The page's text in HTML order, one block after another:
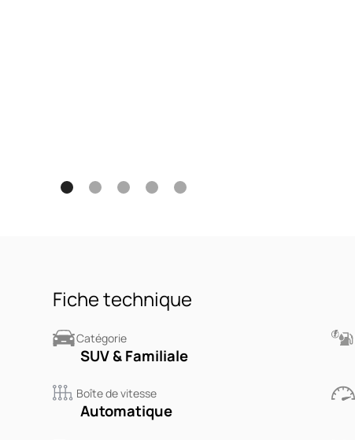
Fiche technique
Catégorie
SUV & Familiale
Boîte de vitesse
Automatique